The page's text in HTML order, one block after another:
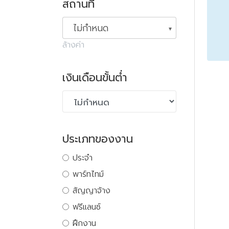
สถานที่
ไม่กำหนด
ล้างค่า
เงินเดือนขั้นต่ำ
ประเภทของงาน
ประจำ
พาร์ทไทม์
สัญญาจ้าง
ฟรีแลนซ์
ฝึกงาน